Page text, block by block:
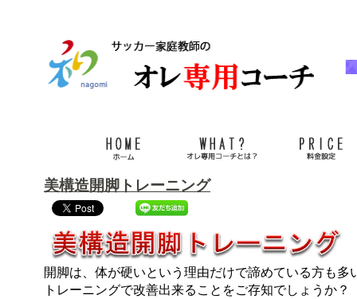
美構造開脚トレーニング
開脚は、体が硬いという理由だけで諦めている方も多
トレーニングで改善出来ることをご存知でしょうか？